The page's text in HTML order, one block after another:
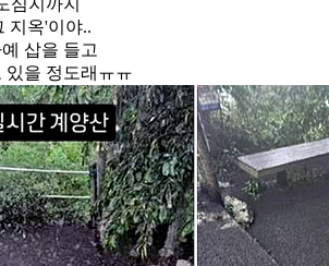
지옥'이야..
삽을 들고
있을 정도래ㅠㅠ